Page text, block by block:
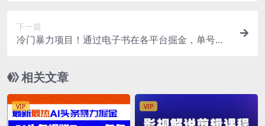
下一篇
冷门暴力项目！通过电子书在各平台掘金，单号收
相关文章
VIP VIP